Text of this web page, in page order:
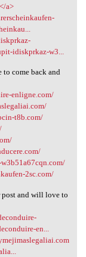
a>
idiskprkaz-w3...
come back and
enligne.com/
t8b.com/
2sc.com/
post and will love to
en...